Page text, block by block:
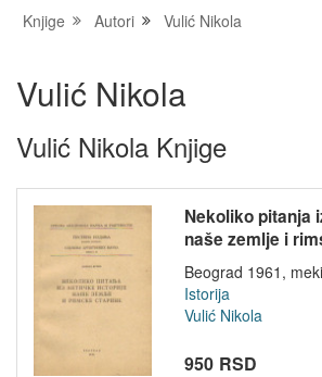
Knjige Autori Vulić Nikola
Vulić Nikola
Vulić Nikola Knjige
Nekoliko pitanja
naše zemlje i
Beograd 1961,
Istorija
Vulić Nikola
950 RSD